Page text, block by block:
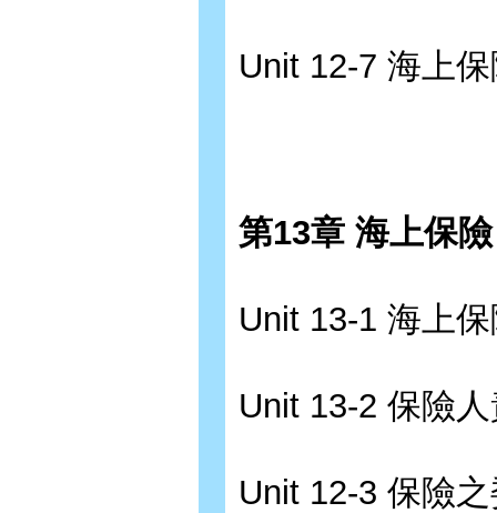
Unit 12-7 海上
第13章 海上保險
Unit 13-1 海上
Unit 13-2 保險
Unit 12-3 保險